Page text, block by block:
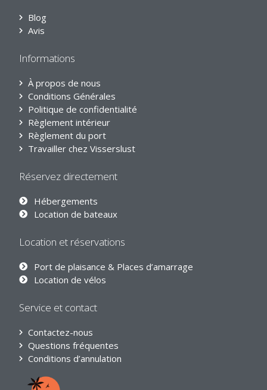
Blog
Avis
Informations
À propos de nous
Conditions Générales
Politique de confidentialité
Règlement intérieur
Règlement du port
Travailler chez Visserslust
Réservez directement
Hébergements
Location de bateaux
Location et réservations
Port de plaisance & Places d’amarrage
Location de vélos
Service et contact
Contactez-nous
Questions fréquentes
Conditions d’annulation